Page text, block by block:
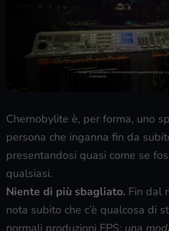
Chernobylite è, per forma, uno
persona che inganna fin da
presentandosi quasi come se
qualsiasi.
Niente di più sbagliato. Fin dal
nota subito che c’è qualcosa di